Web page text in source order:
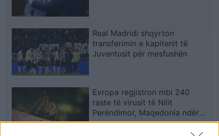
Real Madridi shqyrton
transferimin e kapitenit të
Juventusit për mesfushën
Evropa regjistron mbi 240
raste të virusit të Nilit
Perëndimor, Maqedonia ndër
vendet më të prekura